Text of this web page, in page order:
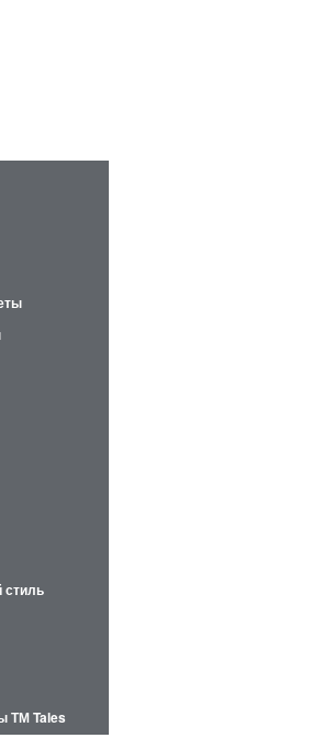
стиль
ТМ Tales